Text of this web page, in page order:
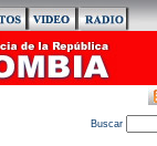
Buscar